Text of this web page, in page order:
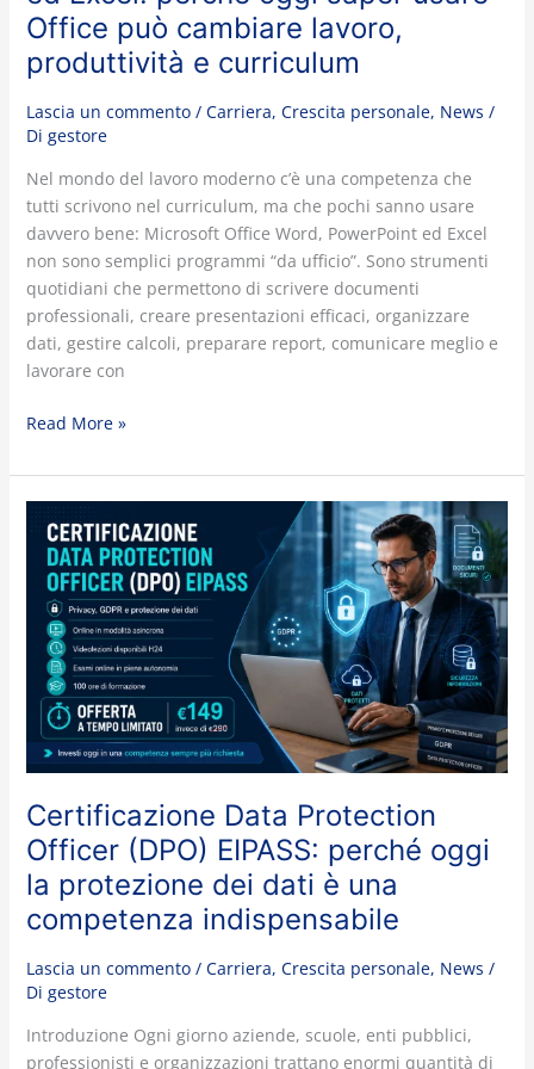
Office può cambiare lavoro,
produttività e curriculum
Lascia un commento / Carriera, Crescita personale, News /
Di gestore
Nel mondo del lavoro moderno c’è una competenza che
tutti scrivono nel curriculum, ma che pochi sanno usare
davvero bene: Microsoft Office Word, PowerPoint ed Excel
non sono semplici programmi “da ufficio”. Sono strumenti
quotidiani che permettono di scrivere documenti
professionali, creare presentazioni efficaci, organizzare
dati, gestire calcoli, preparare report, comunicare meglio e
lavorare con
lavoro,
produttività
e
Read More »
Certificazione Data Protection
Officer (DPO) EIPASS: perché oggi
la protezione dei dati è una
competenza indispensabile
Lascia un commento / Carriera, Crescita personale, News /
Di gestore
Introduzione Ogni giorno aziende, scuole, enti pubblici,
professionisti e organizzazioni trattano enormi quantità di
Certificazione
Data
Protection
Officer
(DPO)
EIPASS:
perché
oggi
protezione
dati
è
una
competenza
indispensabile